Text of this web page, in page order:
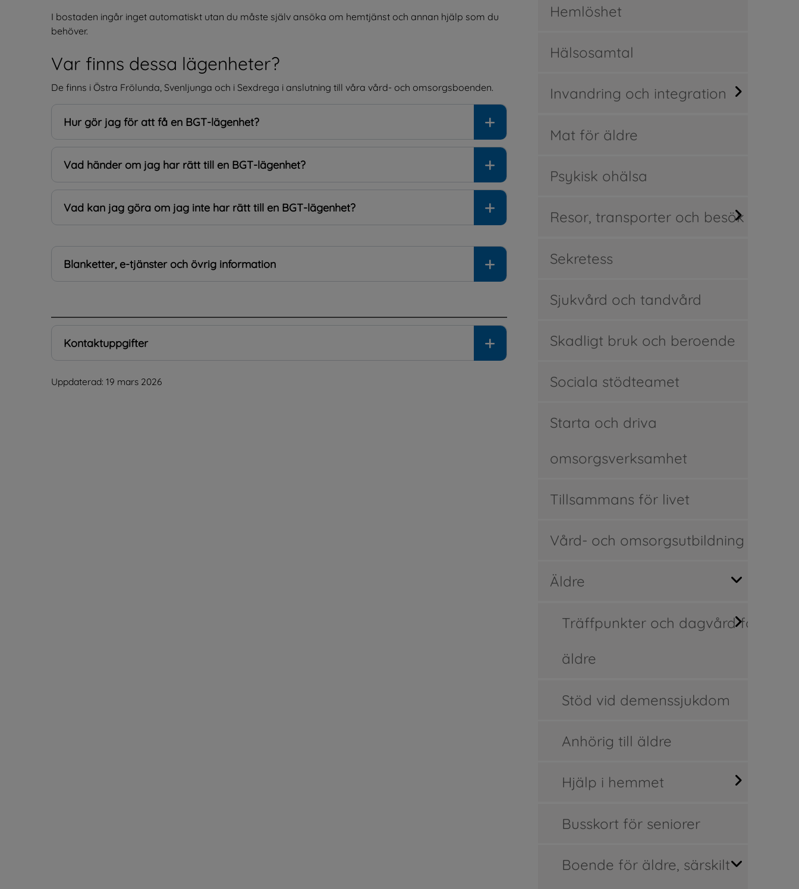
I bostaden ingår inget automatiskt utan du måste själv ansöka om hemtjänst och annan hjälp som du
behöver.
Var finns dessa lägenheter?
De finns i Östra Frölunda, Svenljunga och i Sexdrega i anslutning till våra vård- och omsorgsboenden.
Hur gör jag för att få en BGT-lägenhet?
Vad händer om jag har rätt till en BGT-lägenhet?
Vad kan jag göra om jag inte har rätt till en BGT-lägenhet?
Blanketter, e-tjänster och övrig information
Kontaktuppgifter
Uppdaterad: 19 mars 2026
Hemlöshet
Hälsosamtal
Invandring och integration
Mat för äldre
Psykisk ohälsa
Resor, transporter och besök
Sekretess
Sjukvård och tandvård
Skadligt bruk och beroende
Sociala stödteamet
Starta och driva
omsorgsverksamhet
Tillsammans för livet
Vård- och omsorgsutbildning
Äldre
Träffpunkter och dagvård för
äldre
Stöd vid demenssjukdom
Anhörig till äldre
Hjälp i hemmet
Busskort för seniorer
Boende för äldre, särskilt